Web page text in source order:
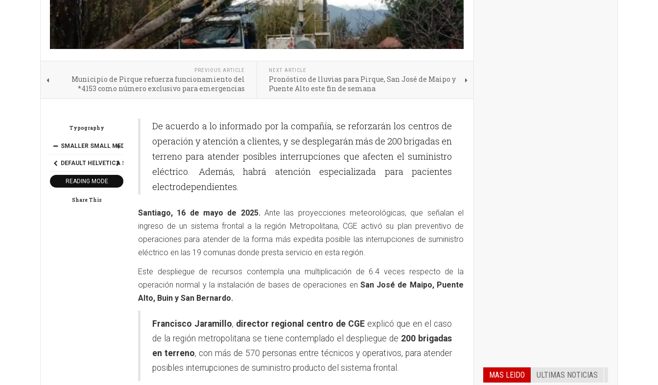
PREVIOUS ARTICLE
Municipio de Pirque refuerza funcionamiento del
*4153 como número exclusivo para emergencias
NEXT ARTICLE
Pronóstico de lluvias para Pirque, San José de Maipo y
Puente Alto este fin de semana
Typography
SMALLER SMALL MEDIUM BIGGER
DEFAULT HELVETICA SEGOE TIMES
READING MODE
Share This
De acuerdo a lo informado por la compañía, se reforzarán los centros de
operación y atención a clientes, y se desplegarán más de 200 brigadas en
terreno para atender posibles interrupciones que afecten el suministro
eléctrico. Además, habrá atención especializada para pacientes
electrodependientes.
Santiago, 16 de mayo de 2025.Ante las proyecciones meteorológicas, que señalan el
ingreso de un sistema frontal a la región Metropolitana, CGE activó su plan preventivo de
operaciones para atender de la forma más expedita posible las interrupciones de suministro
eléctrico en las 19 comunas donde presta servicio en esta región.
Este despliegue de recursos contempla una multiplicación de 6.4 veces respecto de la
operación normal y la instalación de bases de operaciones en San José de Maipo, Puente
Alto, Buin y San Bernardo.
Francisco Jaramillo, director regional centro de CGE explicó que en el caso
de la región metropolitana se tiene contemplado el despliegue de 200 brigadas
en terreno, con más de 570 personas entre técnicos y operativos, para atender
posibles interrupciones de suministro producto del sistema frontal.
MAS LEIDO ULTIMAS NOTICIAS